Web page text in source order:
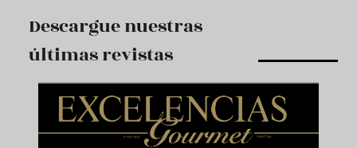
Descargue nuestras
últimas revistas